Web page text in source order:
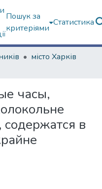
Пошук за
критеріями
Статистика
місто Харків
часы,
содержатся в